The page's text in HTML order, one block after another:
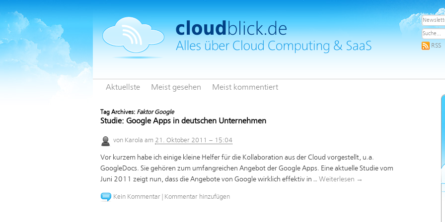
RSS
Aktuellste Meist gesehen Meist kommentiert
Tag Archives: Faktor Google
Studie: Google Apps in deutschen Unternehmen
von Karola am 21. Oktober 2011 – 15:04
Vor kurzem habe ich einige kleine Helfer für die Kollaboration aus der Cloud vorgestellt, u.a.
GoogleDocs. Sie gehören zum umfangreichen Angebot der Google Apps. Eine aktuelle Studie vom
Juni 2011 zeigt nun, dass die Angebote von Google wirklich effektiv in … Weiterlesen →
Kein Kommentar Kommentar hinzufügen